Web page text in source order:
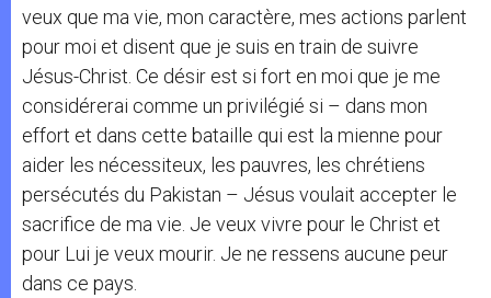
veux que ma vie, mon caractère, mes actions parlent
pour moi et disent que je suis en train de suivre
Jésus-Christ. Ce désir est si fort en moi que je me
considérerai comme un privilégié si – dans mon
effort et dans cette bataille qui est la mienne pour
aider les nécessiteux, les pauvres, les chrétiens
persécutés du Pakistan – Jésus voulait accepter le
sacrifice de ma vie. Je veux vivre pour le Christ et
pour Lui je veux mourir. Je ne ressens aucune peur
dans ce pays.